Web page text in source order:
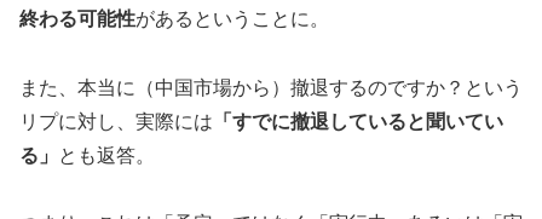
終わる可能性があるということに。
また、本当に（中国市場から）撤退するのですか？という
リプに対し、実際には 「すでに撤退していると聞いてい
る」
とも返答。